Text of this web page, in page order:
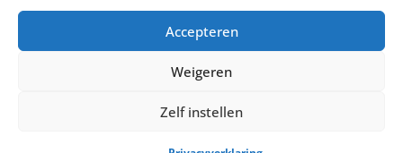
Accepteren
Weigeren
Zelf instellen
© 2026 Stichting Cure ADOA Foundation | All Rights Reserved |
OEMF Marketing